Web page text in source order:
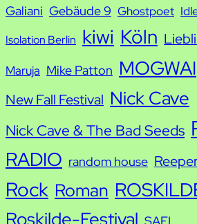
Galiani Gebäude 9 Ghostpoet
Isolation Berlin kiwi Köln
Maruja Mike Patton MOGWAI
New Fall Festival Nick Cave
Nick Cave & The Bad Seeds
RADIO random house
Rock Roman
Roskilde-Festival